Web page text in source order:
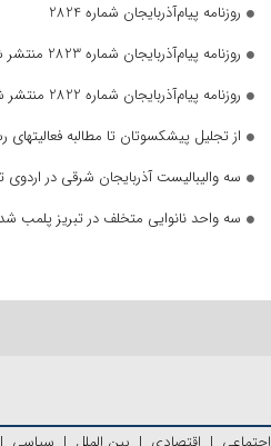
روزنامه پیام‌آذربایجان شماره 2824
روزنامه پیام‌آذربایجان شماره 2823 منتشر شد
روزنامه پیام‌آذربایجان شماره 2822 منتشر شد
از تجلیل پیشکسوتان تا مطالبه فعالیتهای
سه والیبالیست آذربایجان‌ شرقی در اردوی
سه واحد نانوایی متخلف در تبریز پلمب شد